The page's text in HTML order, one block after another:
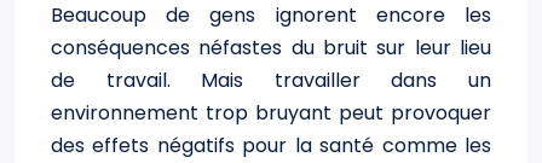
Beaucoup de gens ignorent encore les
conséquences néfastes du bruit sur leur lieu
de travail. Mais travailler dans un
environnement trop bruyant peut provoquer
des effets négatifs pour la santé comme les